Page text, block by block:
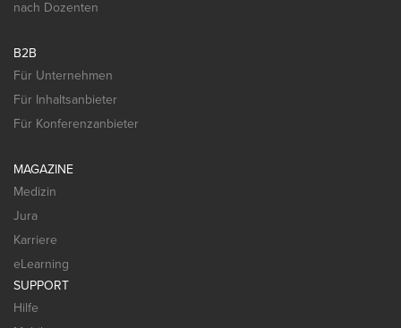
nach Dozenten
B2B
Für Unternehmen
Für Inhaltsanbieter
Für Konferenzanbieter
MAGAZINE
Medizin
Jura
Karriere
eLearning
SUPPORT
Hilfe